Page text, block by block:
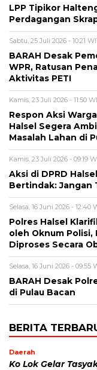
LPP Tipikor
Perdagangan
Sabtu, 25 Juli 2026 - 10:21
BARAH Desak
WPR, Ratusan
Aktivitas PETI
Kamis, 23 Juli 2026 - 11:50
Respon Aksi
Halsel Segera
Masalah Lahan di
Kamis, 23 Juli 2026 - 09:19
Aksi di DPRD
Bertindak: Jangan
Selasa, 16 Juni 2026 - 12:40
Polres Halsel
oleh Oknum Polisi,
Diproses Secara
Selasa, 16 Juni 2026 - 09:55
BARAH Desak
di Pulau Bacan
BERITA
Daerah
Ko Lok Gelar